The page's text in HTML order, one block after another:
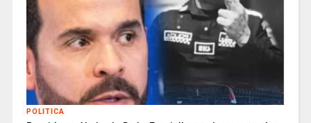
POLITICA